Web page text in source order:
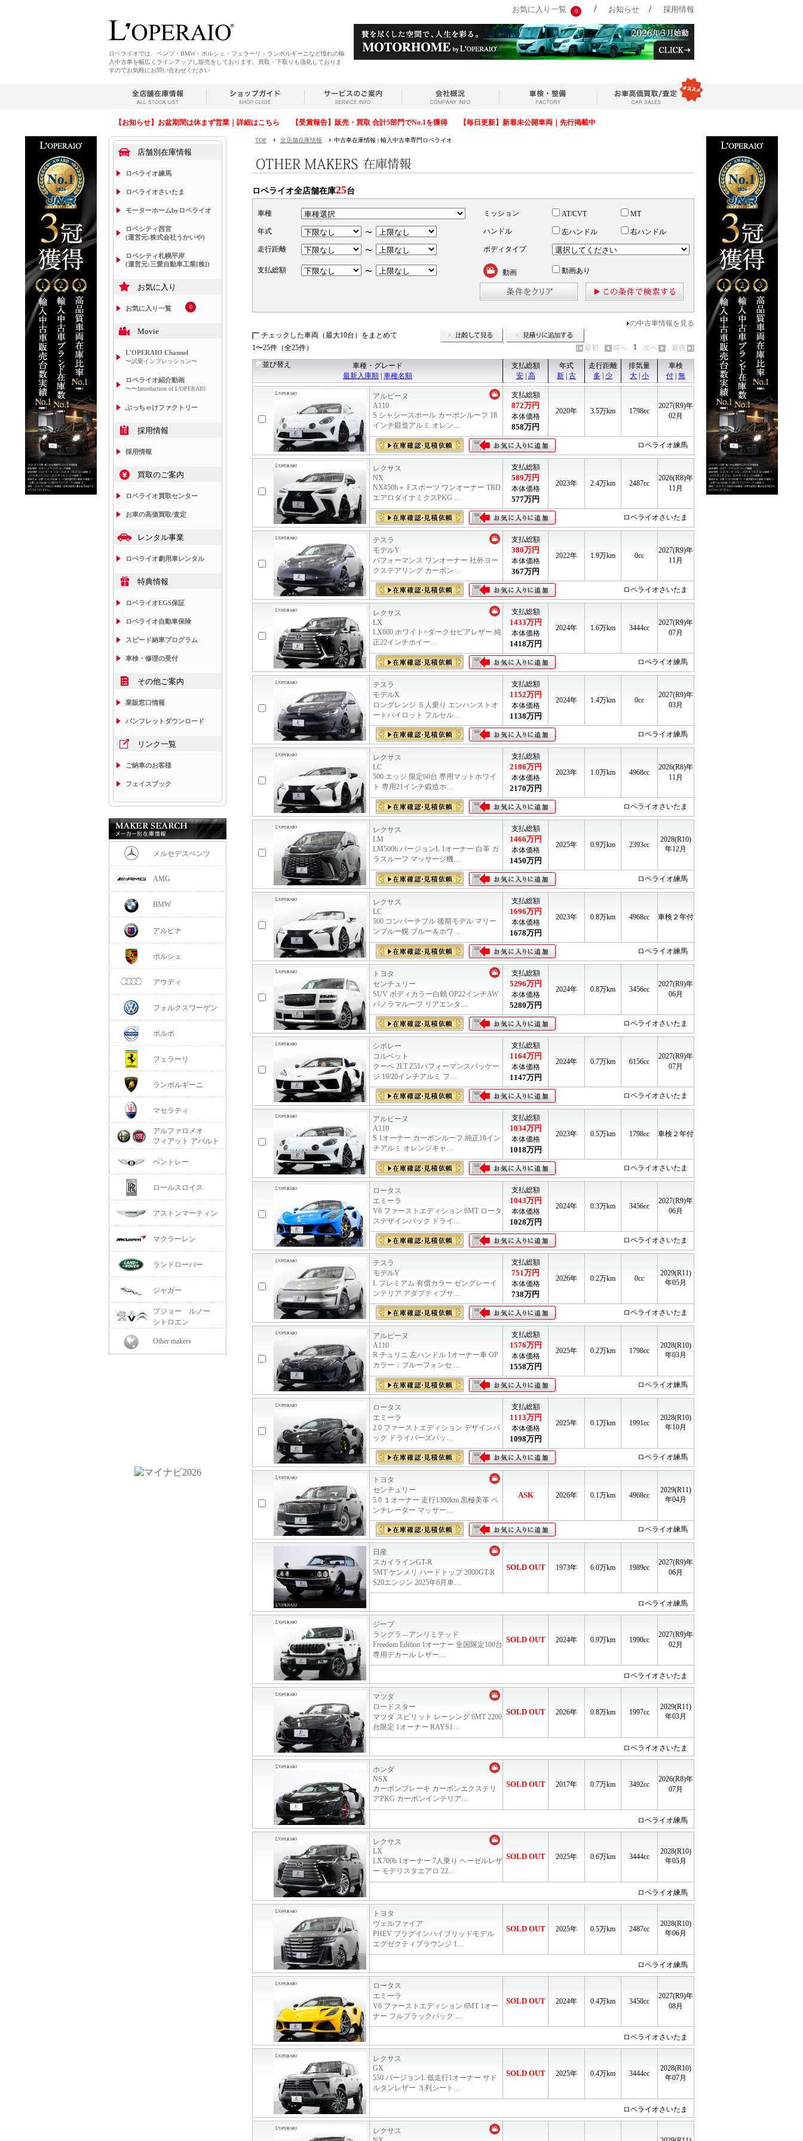
お気に入り一覧 0 / お知らせ / 採用情報
ロペライオでは、ベンツ・BMW・ポルシェ・フェラーリ・ランボルギーニなど憧れの輸
入中古車を幅広くラインアップし販売をしております。買取・下取りも強化しておりま
すのでお気軽にお問い合わせください
【お知らせ】お盆期間は休まず営業｜詳細はこちら 【受賞報告】販売・買取 合計5部門でNo.1を獲得 【毎日更新】新着未公開車両｜先行掲載中
TOP 全店舗在庫情報 中古車在庫情報 | 輸入中古車専門ロペライオ
ロペライオ全店舗在庫25台
車種 ミッション AT/CVT MT
年式 〜 ハンドル 左ハンドル 右ハンドル
走行距離 〜 ボディタイプ
支払総額 〜 動画 動画あり
の中古車情報を見る
チェックした車両（最大10台）をまとめて
比較して見る
1〜25件（全25件） 最初 前へ 1 次へ
最後
並び替え
車種・グレード
最新入庫順 車種名順
支払総額
安| 高
年式
新 古
走行距離
多
少
排気量
大 小
車検
付 無
アルピーヌ
A110
S シャシースポール カーボンルーフ 18
インチ鍛造アルミ オレン…
支払総額
872万円
本体価格
858万円
2020年 3.5万km 1798cc
2027(R9)年
02月
ロペライオ練馬
レクサス
NX
NX450h＋ Fスポーツ ワンオーナー TRD
エアロダイナミクスPKG …
支払総額
589万円
本体価格
577万円
2023年 2.4万km 2487cc
2026(R8)年
11月
ロペライオさいたま
テスラ
モデルY
パフォーマンス ワンオーナー 社外ヨー
クステアリング カーボン…
支払総額
380万円
本体価格
367万円
2022年 1.9万km 0cc
2027(R9)年
11月
ロペライオさいたま
レクサス
LX
LX600 ホワイト×ダークセピアレザー 純
正22インチホイー…
支払総額
1433万円
本体価格
1418万円
2024年 1.6万km 3444cc
2027(R9)年
07月
ロペライオ練馬
テスラ
モデルX
ロングレンジ ５人乗り エンハンストオ
ートパイロット フルセル…
支払総額
1152万円
本体価格
1138万円
2024年 1.4万km 0cc
2027(R9)年
03月
ロペライオ練馬
レクサス
LC
500 エッジ 限定60台 専用マットホワイ
ト 専用21インチ鍛造ホ…
支払総額
2186万円
本体価格
2170万円
2023年 1.0万km 4968cc
2026(R8)年
11月
ロペライオさいたま
レクサス
LM
LM500h バージョンL 1オーナー 白革 ガ
ラスルーフ マッサージ機…
支払総額
1466万円
本体価格
1450万円
2025年 0.9万km 2393cc
2028(R10)
年12月
ロペライオ練馬
レクサス
LC
500 コンバーチブル 後期モデル マリー
ンブルー幌 ブルー＆ホワ…
支払総額
1696万円
本体価格
1678万円
2023年 0.8万km 4968cc 車検２年付
ロペライオ練馬
トヨタ
センチュリー
SUV ボディカラー白鶴 OP22インチAW
パノラマルーフ リアエンタ…
支払総額
5296万円
本体価格
5280万円
2024年 0.8万km 3456cc
2027(R9)年
06月
ロペライオさいたま
シボレー
コルベット
クーペ 2LT Z51パフォーマンスパッケー
ジ 19/20インチアルミ フ…
支払総額
1164万円
本体価格
1147万円
2024年 0.7万km 6156cc
2027(R9)年
07月
ロペライオさいたま
アルピーヌ
A110
S 1オーナー カーボンルーフ 純正18イン
チアルミ オレンジキャ…
支払総額
1034万円
本体価格
1018万円
2023年 0.5万km 1798cc 車検２年付
ロペライオさいたま
ロータス
エミーラ
V6 ファーストエディション 6MT ロータ
スデザインパック ドライ…
支払総額
1043万円
本体価格
1028万円
2024年 0.3万km 3456cc
2027(R9)年
06月
ロペライオさいたま
テスラ
モデルY
L プレミアム 有償カラー ゼングレーイ
ンテリア アダプティブサ…
支払総額
751万円
本体価格
738万円
2026年 0.2万km 0cc
2029(R11)
年05月
ロペライオさいたま
アルピーヌ
A110
R チュリニ 左ハンドル 1オーナー車 OP
カラー：ブルーフォンセ …
支払総額
1576万円
本体価格
1558万円
2025年 0.2万km 1798cc
2028(R10)
年03月
ロペライオ練馬
ロータス
エミーラ
2.0 ファーストエディション デザインパ
ック ドライバーズパッ…
支払総額
1113万円
本体価格
1098万円
2025年 0.1万km 1991cc
2028(R10)
年10月
ロペライオ練馬
トヨタ
センチュリー
5.0 １オーナー 走行1300km 黒極美革 ベ
ンチレーター マッサー…
ASK 2026年 0.1万km 4968cc
2029(R11)
年04月
ロペライオ練馬
日産
スカイラインGT-R
5MT ケンメリ ハードトップ 2000GT-R
S20エンジン 2025年6月車…
SOLD OUT 1973年 6.0万km 1989cc
2027(R9)年
06月
ロペライオ練馬
ジープ
ラングラ―アンリミテッド
Freedom Edition 1オーナー 全国限定100台
専用デカール レザー…
SOLD OUT 2024年 0.9万km 1990cc
2027(R9)年
02月
ロペライオさいたま
マツダ
ロードスター
マツダ スピリット レーシング 6MT 2200
台限定 1オーナー RAYS1…
SOLD OUT 2026年 0.8万km 1997cc
2029(R11)
年03月
ロペライオさいたま
ホンダ
NSX
カーボンブレーキ カーボンエクステリ
アPKG カーボンインテリア…
SOLD OUT 2017年 0.7万km 3492cc
2026(R8)年
07月
ロペライオ練馬
レクサス
LX
LX700h 1オーナー 7人乗り ヘーゼルレザ
ー モデリスタエアロ 22…
SOLD OUT 2025年 0.6万km 3444cc
2028(R10)
年05月
ロペライオ練馬
トヨタ
ヴェルファイア
PHEV プラグインハイブリッドモデル
エグゼクティブラウンジ 1…
SOLD OUT 2025年 0.5万km 2487cc
2028(R10)
年06月
ロペライオ練馬
ロータス
エミーラ
V6 ファーストエディション 6MT 1オー
ナー フルブラックパック …
SOLD OUT 2024年 0.4万km 3450cc
2027(R9)年
08月
ロペライオさいたま
レクサス
GX
550 バージョンL 低走行1オーナー サド
ルタンレザー ３列シート…
SOLD OUT 2025年 0.4万km 3444cc
2028(R10)
年07月
ロペライオさいたま
レクサス
店舗別在庫情報
ロペライオ練馬
ロペライオさいたま
モーターホームbyロペライオ
ロペシティ西宮
(運営元:株式会社うかいや)
ロペシティ札幌平岸
(運営元:三愛自動車工業[株])
お気に入り
お気に入り一覧 0
Movie
L'OPERAIO Channel
〜試乗インプレッション〜
ロペライオ紹介動画
〜〜Introduction of L'OPERAIO
ぶっちゃけファクトリー
採用情報
採用情報
買取のご案内
ロペライオ買取センター
お車の高価買取/査定
レンタル事業
ロペライオ劇用車レンタル
特典情報
ロペライオEGS保証
ロペライオ自動車保険
スピード納車プログラム
車検・修理の受付
その他ご案内
業販窓口情報
パンフレットダウンロード
リンク一覧
ご納車のお客様
フェイスブック
メルセデスベンツ
AMG
BMW
アルピナ
ポルシェ
アウディ
フォルクスワーゲン
ボルボ
フェラーリ
ランボルギーニ
マセラティ
アルファロメオ
フィアット アバルト
ベントレー
ロールスロイス
アストンマーティン
マクラーレン
ランドローバー
ジャガー
プジョー ルノー
シトロエン
Other makers